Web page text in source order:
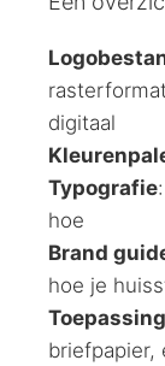
digitaal
Typografie
hoe
Brand
hoe je
briefpapier,